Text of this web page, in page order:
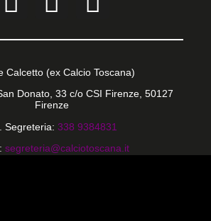
Calcetto (ex Calcio Toscana)
Donato, 33 c/o CSI Firenze, 50127
Firenze
Segreteria: 338 9384831
segreteria@calciotoscana.it